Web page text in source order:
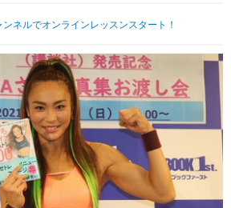
その他
ネルでオンラインレッスンスタート！